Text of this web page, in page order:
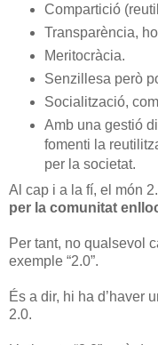
Compartició
Transparència,
Meritocràcia.
Senzillesa però
Socialització,
Amb una gestió
fomenti la
per la societat.
Al cap i a la fí, el món
per la comunitat
Per tant, no qualsevol
exemple “2.0”.
És a dir, hi ha d’haver
2.0.